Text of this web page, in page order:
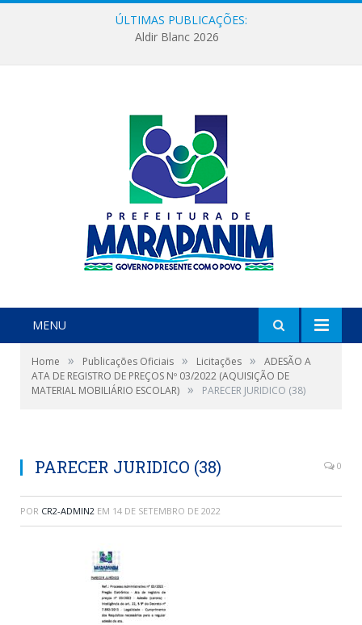
ÚLTIMAS PUBLICAÇÕES:
Aldir Blanc 2026
MENU
Home » Publicações Oficiais » Licitações »
ADESÃO A
ATA DE REGISTRO DE PREÇOS Nº 03/2022 (AQUISIÇÃO DE
MATERIAL MOBILIÁRIO ESCOLAR) » PARECER JURIDICO (38)
PARECER JURIDICO (38) 0
POR CR2-ADMIN2 EM 14 DE SETEMBRO DE 2022